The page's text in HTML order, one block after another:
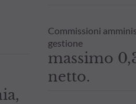
Commissioni
gestione
massimo
netto.